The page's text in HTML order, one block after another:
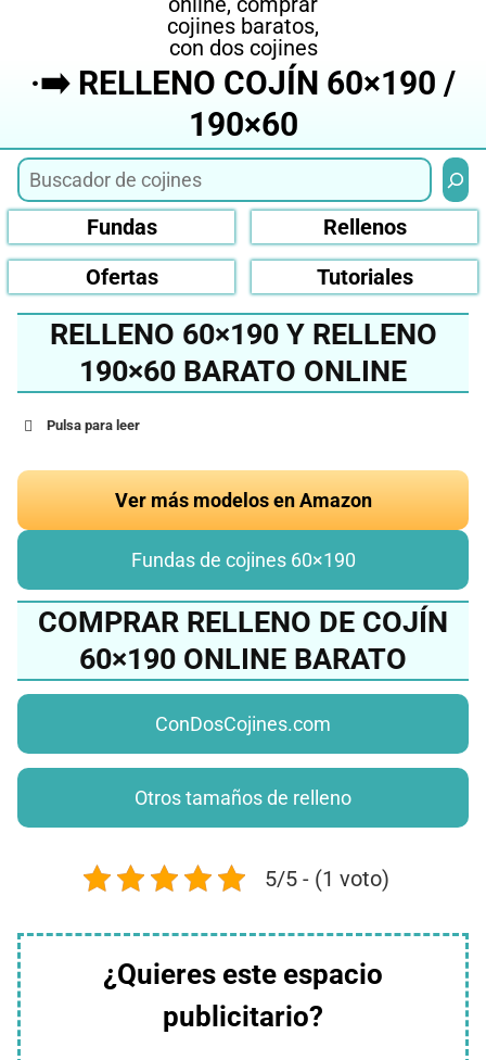
·➡️ RELLENO COJÍN 60×190 /
190×60
Fundas
Rellenos
Ofertas
Tutoriales
RELLENO 60×190 Y RELLENO
190×60 BARATO ONLINE
Pulsa para leer
Ver más modelos en Amazon
Fundas de cojines 60×190
COMPRAR RELLENO DE COJÍN
60×190 ONLINE BARATO
ConDosCojines.com
Otros tamaños de relleno
5/5 - (1 voto)
¿Quieres este espacio
publicitario?